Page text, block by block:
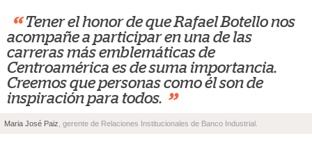
“ Tener el honor de que Rafael Botello nos
acompañe a participar en una de las
carreras más emblemáticas de
Centroamérica es de suma importancia.
Creemos que personas como él son de
inspiración para todos. ”
Maria José Paiz , gerente de Relaciones Institucionales de Banco Industrial.